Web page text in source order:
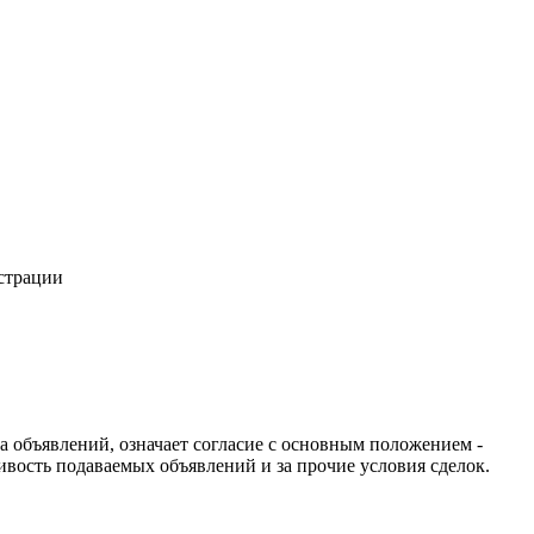
объявлений, означает согласие с основным положением -
подаваемых объявлений и за прочие условия сделок.